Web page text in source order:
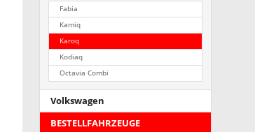
Fabia
Kamiq
Karoq
Kodiaq
Octavia Combi
Volkswagen
BESTELLFAHRZEUGE